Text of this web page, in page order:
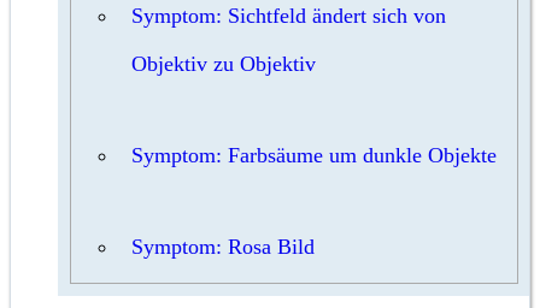
Symptom: Sichtfeld ändert sich von
Objektiv zu Objektiv
Symptom: Farbsäume um dunkle Objekte
Symptom: Rosa Bild